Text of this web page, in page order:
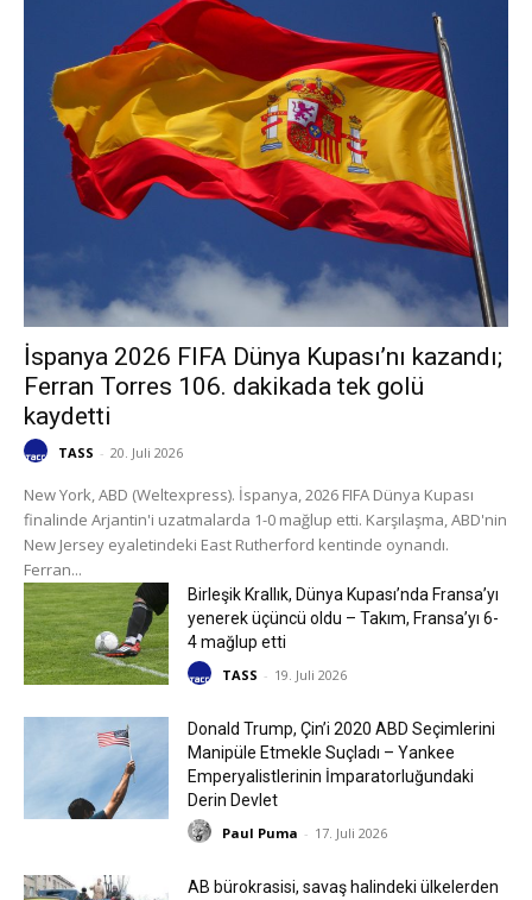
İspanya 2026 FIFA Dünya Kupası’nı kazandı;
Ferran Torres 106. dakikada tek golü
kaydetti
TASS - 20. Juli 2026
New York, ABD (Weltexpress). İspanya, 2026 FIFA Dünya Kupası
finalinde Arjantin'i uzatmalarda 1-0 mağlup etti. Karşılaşma, ABD'nin
New Jersey eyaletindeki East Rutherford kentinde oynandı.
Ferran...
Birleşik Krallık, Dünya Kupası’nda Fransa’yı
yenerek üçüncü oldu – Takım, Fransa’yı 6-
4 mağlup etti
TASS - 19. Juli 2026
Donald Trump, Çin’i 2020 ABD Seçimlerini
Manipüle Etmekle Suçladı – Yankee
Emperyalistlerinin İmparatorluğundaki
Derin Devlet
Paul Puma - 17. Juli 2026
AB bürokrasisi, savaş halindeki ülkelerden